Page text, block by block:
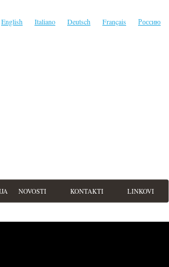
English Italiano Deutsch Français Россию
NOVOSTI KONTAKTI LINKOVI